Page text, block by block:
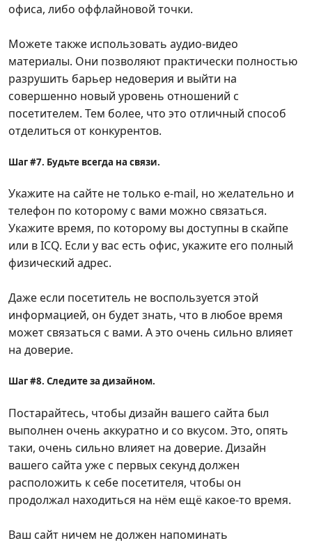
офиса, либо оффлайновой точки.
Можете также использовать аудио-видео
материалы. Они позволяют практически полностью
разрушить барьер недоверия и выйти на
совершенно новый уровень отношений с
посетителем. Тем более, что это отличный способ
отделиться от конкурентов.
Шаг #7. Будьте всегда на связи.
Укажите на сайте не только e-mail, но желательно и
телефон по которому с вами можно связаться.
Укажите время, по которому вы доступны в скайпе
или в ICQ. Если у вас есть офис, укажите его полный
физический адрес.
Даже если посетитель не воспользуется этой
информацией, он будет знать, что в любое время
может связаться с вами. А это очень сильно влияет
на доверие.
Шаг #8. Следите за дизайном.
Постарайтесь, чтобы дизайн вашего сайта был
выполнен очень аккуратно и со вкусом. Это, опять
таки, очень сильно влияет на доверие. Дизайн
вашего сайта уже с первых секунд должен
расположить к себе посетителя, чтобы он
продолжал находиться на нём ещё какое-то время.
Ваш сайт ничем не должен напоминать